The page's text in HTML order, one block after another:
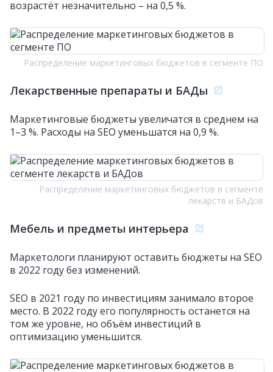
возрастёт незначительно – на 0,5 %.
Распределение маркетинговых бюджетов в сегменте ПО
Лекарственные препараты и БАДы
Маркетинговые бюджеты увеличатся в среднем на
1–3 %. Расходы на SEO уменьшатся на 0,9 %.
Распределение маркетинговых бюджетов в сегменте
лекарств и БАДов
Мебель и предметы интерьера
Маркетологи планируют оставить бюджеты на SEO
в 2022 году без изменений.
SEO в 2021 году по инвестициям занимало второе
место. В 2022 году его популярность останется на
том же уровне, но объём инвестиций в
оптимизацию уменьшится.